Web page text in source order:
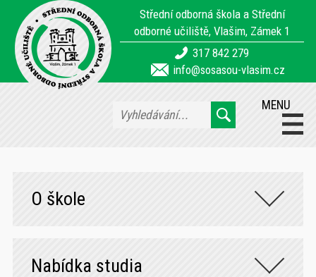
Střední odborná škola a Střední
odborné učiliště, Vlašim, Zámek 1
317 842 279
info@sosasou-vlasim.cz
MENU
O škole
Nabídka studia